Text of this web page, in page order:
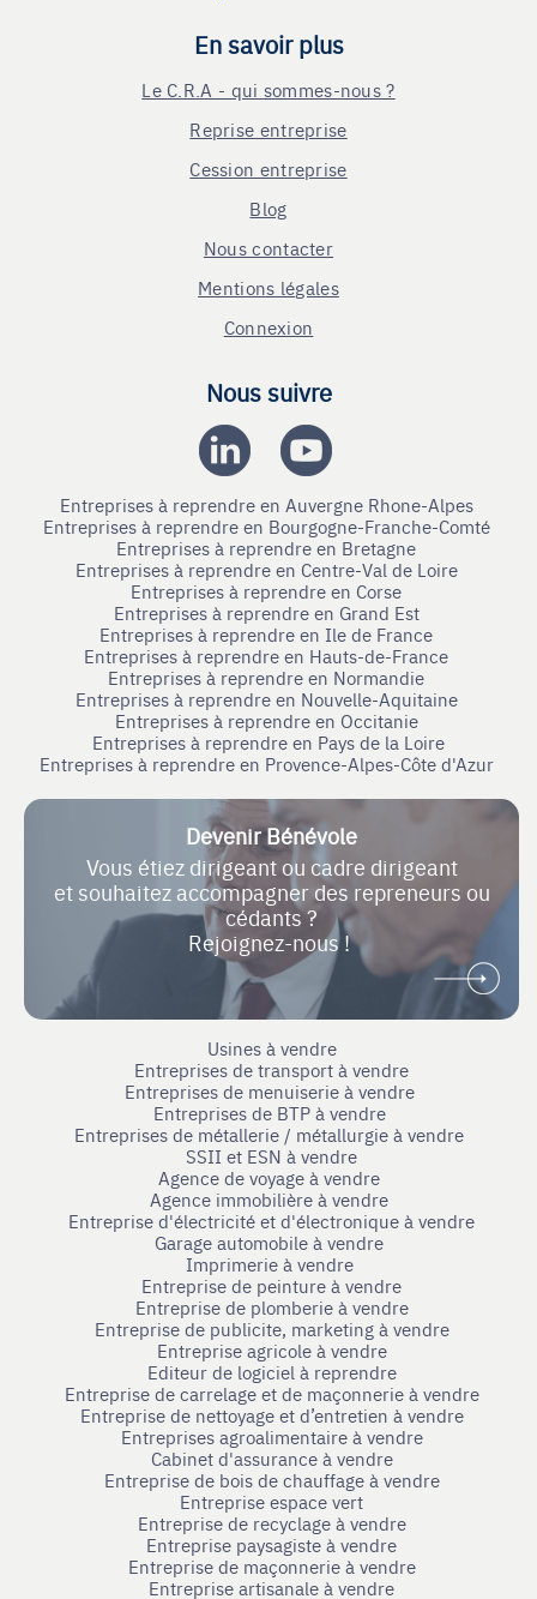
En savoir plus
Le C.R.A - qui sommes-nous ?
Reprise entreprise
Cession entreprise
Blog
Nous contacter
Mentions légales
Connexion
Nous suivre
Entreprises à reprendre en Auvergne Rhone-Alpes
Entreprises à reprendre en Bourgogne-Franche-Comté
Entreprises à reprendre en Bretagne
Entreprises à reprendre en Centre-Val de Loire
Entreprises à reprendre en Corse
Entreprises à reprendre en Grand Est
Entreprises à reprendre en Ile de France
Entreprises à reprendre en Hauts-de-France
Entreprises à reprendre en Normandie
Entreprises à reprendre en Nouvelle-Aquitaine
Entreprises à reprendre en Occitanie
Entreprises à reprendre en Pays de la Loire
Entreprises à reprendre en Provence-Alpes-Côte d'Azur
Devenir Bénévole
Vous étiez dirigeant ou cadre dirigeant
et souhaitez accompagner des repreneurs ou
cédants ?
Rejoignez-nous !
Usines à vendre
Entreprises de transport à vendre
Entreprises de menuiserie à vendre
Entreprises de BTP à vendre
Entreprises de métallerie / métallurgie à vendre
SSII et ESN à vendre
Agence de voyage à vendre
Agence immobilière à vendre
Entreprise d'électricité et d'électronique à vendre
Garage automobile à vendre
Imprimerie à vendre
Entreprise de peinture à vendre
Entreprise de plomberie à vendre
Entreprise de publicite, marketing à vendre
Entreprise agricole à vendre
Editeur de logiciel à reprendre
Entreprise de carrelage et de maçonnerie à vendre
Entreprise de nettoyage et d’entretien à vendre
Entreprises agroalimentaire à vendre
Cabinet d'assurance à vendre
Entreprise de bois de chauffage à vendre
Entreprise espace vert
Entreprise de recyclage à vendre
Entreprise paysagiste à vendre
Entreprise de maçonnerie à vendre
Entreprise artisanale à vendre